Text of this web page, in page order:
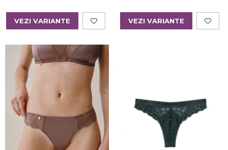
VEZI VARIANTE VEZI VARIANTE